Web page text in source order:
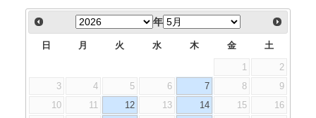
年
日 月 火 水 木 金 土
1
2
3
4 5 6 7 8
9
10
11 12 13 14 15
16